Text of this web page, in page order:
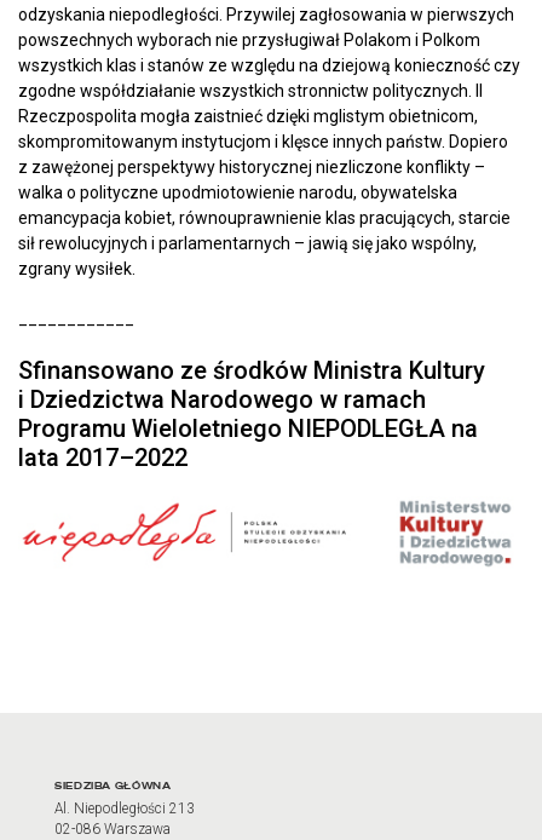
odzyskania niepodległości. Przywilej zagłosowania w pierwszych
powszechnych wyborach nie przysługiwał Polakom i Polkom
wszystkich klas i stanów ze względu na dziejową konieczność czy
zgodne współdziałanie wszystkich stronnictw politycznych. II
Rzeczpospolita mogła zaistnieć dzięki mglistym obietnicom,
skompromitowanym instytucjom i klęsce innych państw. Dopiero
z zawężonej perspektywy historycznej niezliczone konflikty –
walka o polityczne upodmiotowienie narodu, obywatelska
emancypacja kobiet, równouprawnienie klas pracujących, starcie
sił rewolucyjnych i parlamentarnych – jawią się jako wspólny,
zgrany wysiłek.
Sfinansowano ze środków Ministra Kultury
i Dziedzictwa Narodowego w ramach
Programu Wieloletniego NIEPODLEGŁA na
lata 2017–2022
Adres oraz godziny
SIEDZIBA GŁÓWNA
Al. Niepodległości 213
02-086 Warszawa